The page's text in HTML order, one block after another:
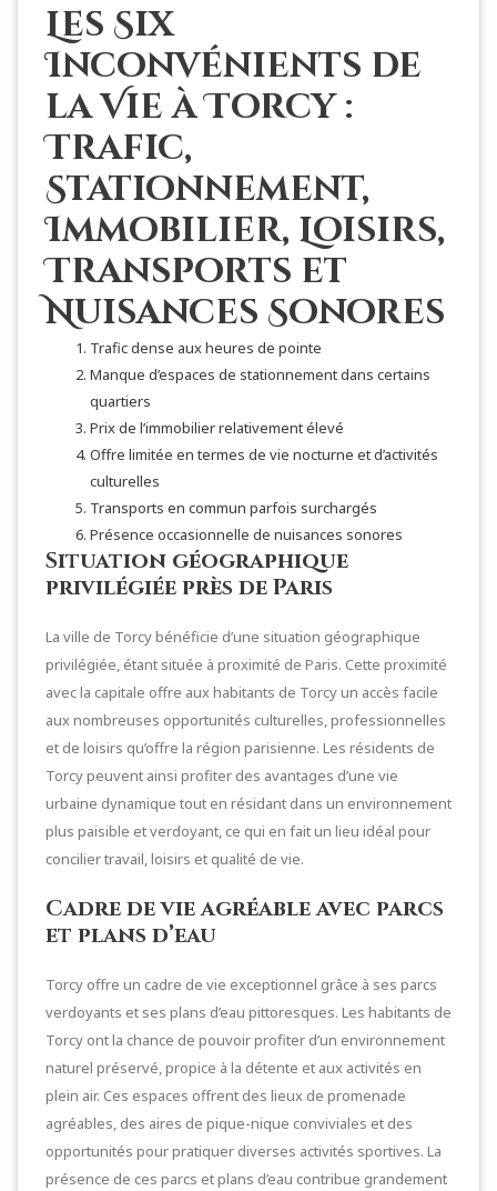
Les Six
Inconvénients de
la Vie à Torcy :
Trafic,
Stationnement,
Immobilier, Loisirs,
Transports et
Nuisances Sonores
Trafic dense aux heures de pointe
Manque d’espaces de stationnement dans certains
quartiers
Prix de l’immobilier relativement élevé
Offre limitée en termes de vie nocturne et d’activités
culturelles
Transports en commun parfois surchargés
Présence occasionnelle de nuisances sonores
Situation géographique
privilégiée près de Paris
La ville de Torcy bénéficie d’une situation géographique
privilégiée, étant située à proximité de Paris. Cette proximité
avec la capitale offre aux habitants de Torcy un accès facile
aux nombreuses opportunités culturelles, professionnelles
et de loisirs qu’offre la région parisienne. Les résidents de
Torcy peuvent ainsi profiter des avantages d’une vie
urbaine dynamique tout en résidant dans un environnement
plus paisible et verdoyant, ce qui en fait un lieu idéal pour
concilier travail, loisirs et qualité de vie.
Cadre de vie agréable avec parcs
et plans d’eau
Torcy offre un cadre de vie exceptionnel grâce à ses parcs
verdoyants et ses plans d’eau pittoresques. Les habitants de
Torcy ont la chance de pouvoir profiter d’un environnement
naturel préservé, propice à la détente et aux activités en
plein air. Ces espaces offrent des lieux de promenade
agréables, des aires de pique-nique conviviales et des
opportunités pour pratiquer diverses activités sportives. La
présence de ces parcs et plans d’eau contribue grandement